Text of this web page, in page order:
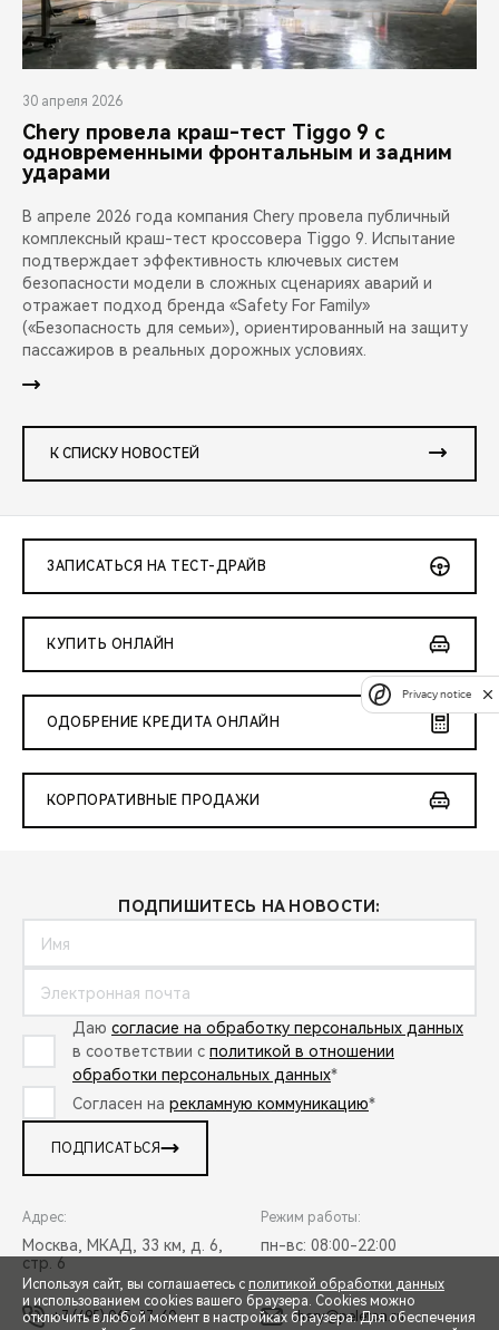
30 апреля 2026
Chery провела краш-тест Tiggo 9 с
одновременными фронтальным и задним
ударами
В апреле 2026 года компания Chery провела публичный
комплексный краш-тест кроссовера Tiggo 9. Испытание
подтверждает эффективность ключевых систем
безопасности модели в сложных сценариях аварий и
отражает подход бренда «Safety For Family»
(«Безопасность для семьи»), ориентированный на защиту
пассажиров в реальных дорожных условиях.
К СПИСКУ НОВОСТЕЙ
ЗАПИСАТЬСЯ НА ТЕСТ-ДРАЙВ
КУПИТЬ ОНЛАЙН
ОДОБРЕНИЕ КРЕДИТА ОНЛАЙН
КОРПОРАТИВНЫЕ ПРОДАЖИ
ПОДПИШИТЕСЬ НА НОВОСТИ:
Даю согласие на обработку персональных данных
в соответствии с политикой в отношении
обработки персональных данных*
Согласен на рекламную коммуникацию*
ПОДПИСАТЬСЯ
Адрес:
Москва, МКАД, 33 км, д. 6,
стр. 6
Режим работы:
пн-вс: 08:00-22:00
+7 (495) 065-37-60 chery@peleton.ru
Используя сайт, вы соглашаетесь с политикой обработки данных
и использованием cookies вашего браузера. Cookies можно
отключить в любой момент в настройках браузера. Для обеспечения
Privacy notice